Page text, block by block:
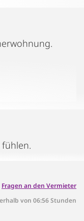
fühlen.
Fragen an den Vermieter
von 06:56 Stunden